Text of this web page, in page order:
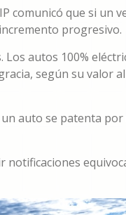
comunicó que si un
progresivo.
autos 100%
según su valor al
un auto se patenta